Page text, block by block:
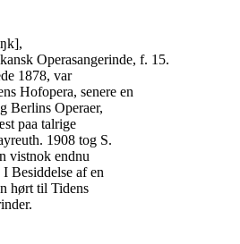
Operasangerinde, f. 15.
1878, var
Hofopera, senere en
Berlins Operaer,
paa talrige
1908 tog S.
vistnok endnu
Besiddelse af en
hørt til Tidens